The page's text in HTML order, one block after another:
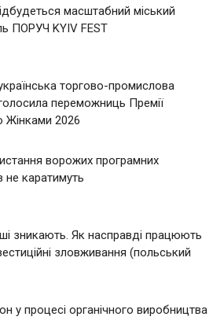
масштабний міський
ПОРУЧ KYIV FEST
торгово-промислова
переможниць Премії
Жінками 2026
ворожих програмних
не каратимуть
зникають. Як насправді працюють
зловживання (польський
у процесі органічного виробництва